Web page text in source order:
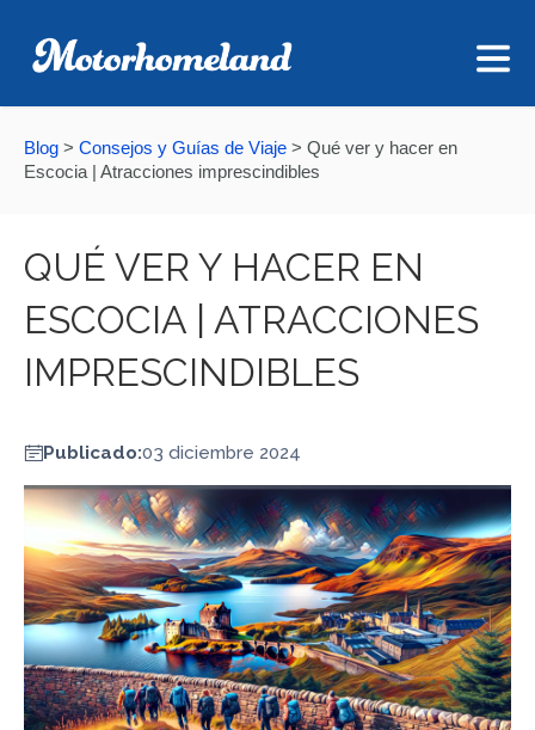
Blog > Consejos y Guías de Viaje > Qué ver y hacer en
Escocia | Atracciones imprescindibles
QUÉ VER Y HACER EN
ESCOCIA | ATRACCIONES
IMPRESCINDIBLES
Publicado:03 diciembre 2024